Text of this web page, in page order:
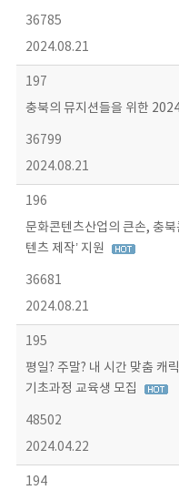
36785
2024.08.21
197
충북의 뮤지션들을 위한
36799
2024.08.21
196
문화콘텐츠산업의 큰손, 충
텐츠 제작’ 지원
36681
2024.08.21
195
평일? 주말? 내 시간 맞춤 캐
기초과정 교육생 모집
48502
2024.04.22
194